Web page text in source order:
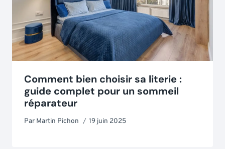
Comment bien choisir sa literie :
guide complet pour un sommeil
réparateur
Par Martin Pichon 19 juin 2025